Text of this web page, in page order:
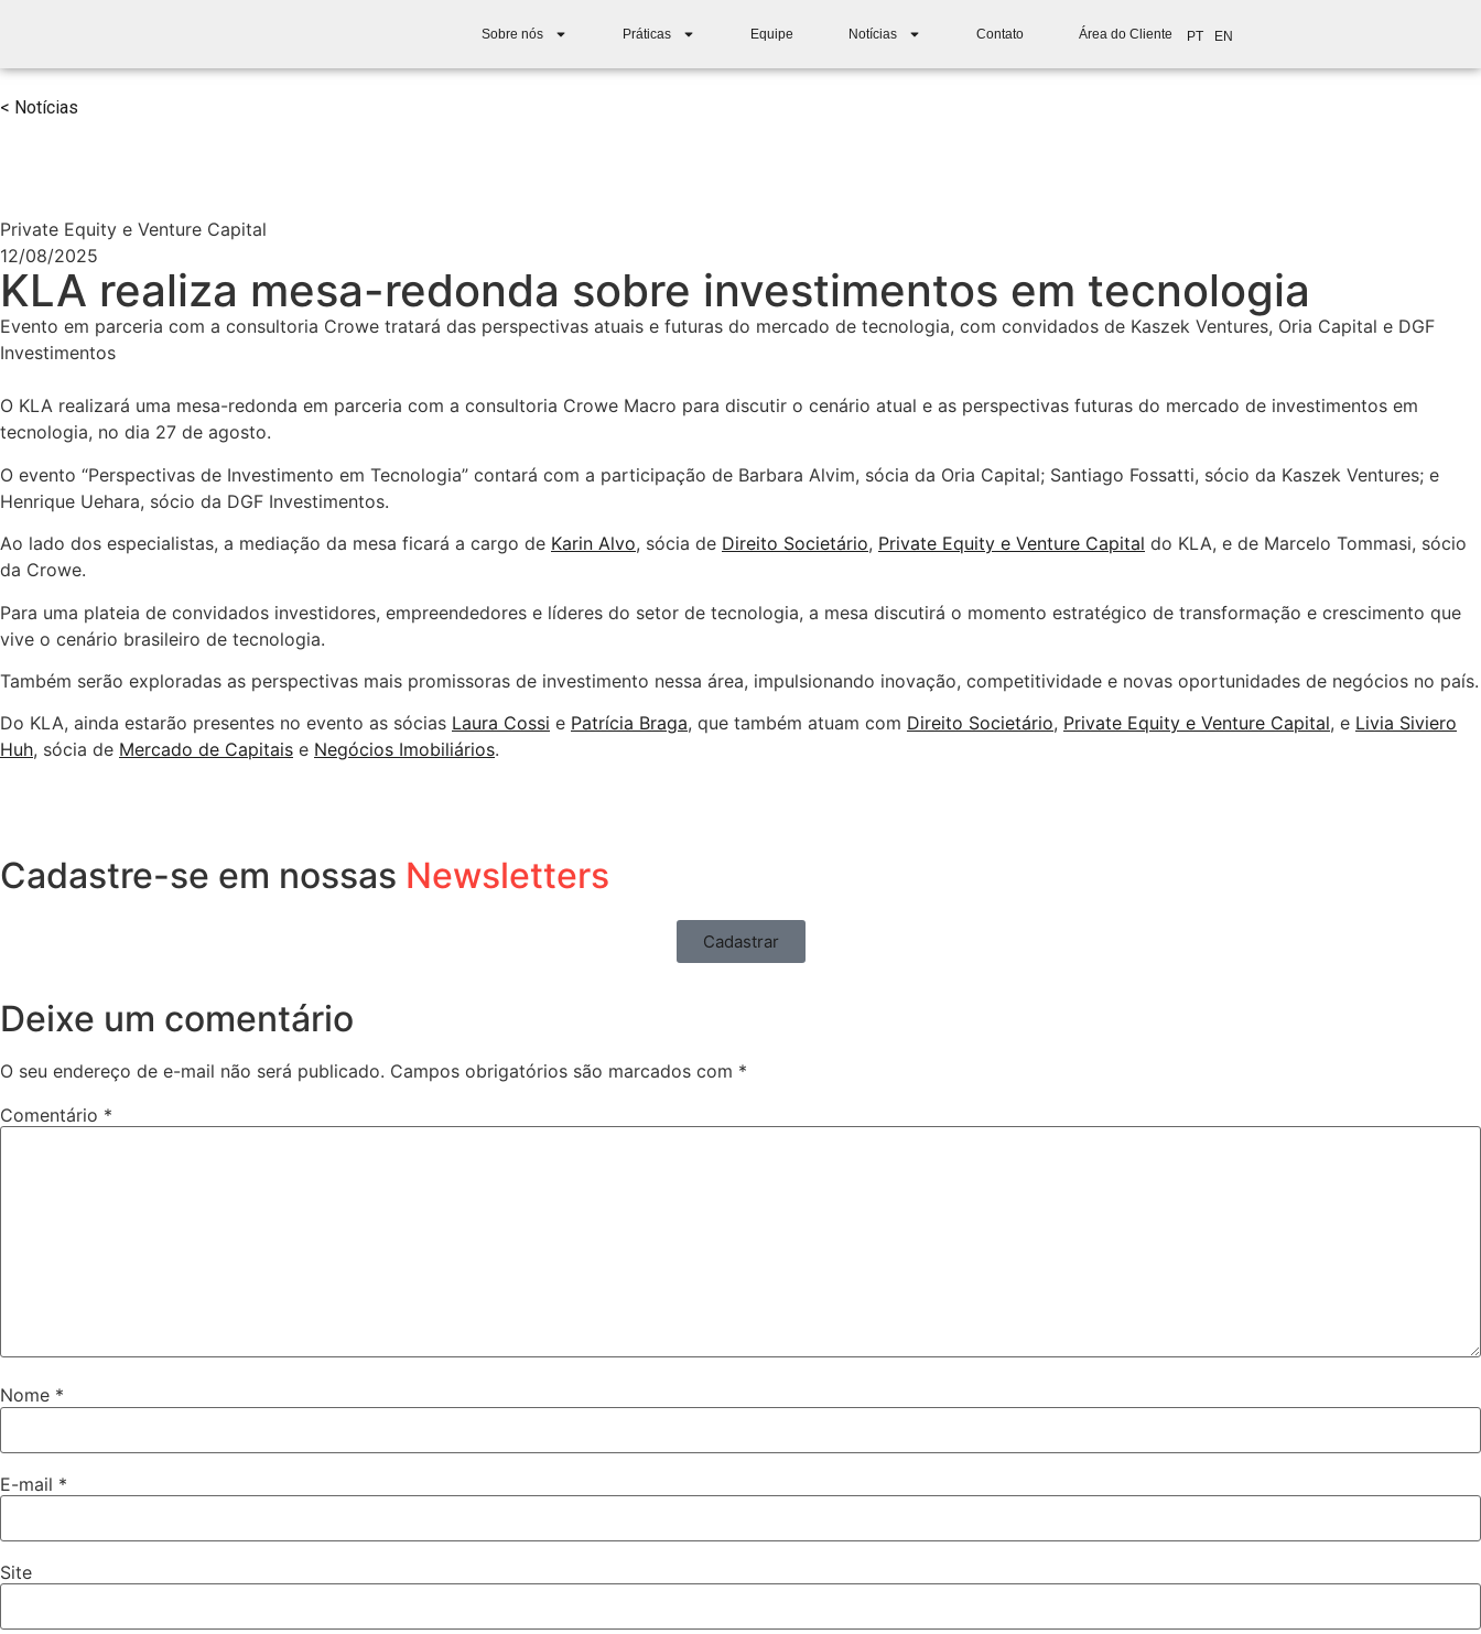
Sobre nós Práticas Equipe Notícias Contato Área do Cliente PT EN
< Notícias
Private Equity e Venture Capital
12/08/2025
KLA realiza mesa-redonda sobre investimentos em tecnologia
Evento em parceria com a consultoria Crowe tratará das perspectivas atuais e futuras do mercado de tecnologia, com convidados de Kaszek Ventures, Oria Capital e DGF
Investimentos
O KLA realizará uma mesa-redonda em parceria com a consultoria Crowe Macro para discutir o cenário atual e as perspectivas futuras do mercado de investimentos em
tecnologia, no dia 27 de agosto.
O evento “Perspectivas de Investimento em Tecnologia” contará com a participação de Barbara Alvim, sócia da Oria Capital; Santiago Fossatti, sócio da Kaszek Ventures; e
Henrique Uehara, sócio da DGF Investimentos.
Ao lado dos especialistas, a mediação da mesa ficará a cargo de Karin Alvo, sócia de Direito Societário, Private Equity e Venture Capital do KLA, e de Marcelo Tommasi, sócio
da Crowe.
Para uma plateia de convidados investidores, empreendedores e líderes do setor de tecnologia, a mesa discutirá o momento estratégico de transformação e crescimento que
vive o cenário brasileiro de tecnologia.
Também serão exploradas as perspectivas mais promissoras de investimento nessa área, impulsionando inovação, competitividade e novas oportunidades de negócios no país.
Do KLA, ainda estarão presentes no evento as sócias Laura Cossi e Patrícia Braga, que também atuam com Direito Societário, Private Equity e Venture Capital, e Livia Siviero
Huh, sócia de Mercado de Capitais e Negócios Imobiliários.
Cadastre-se em nossas Newsletters
Cadastrar
Deixe um comentário
O seu endereço de e-mail não será publicado. Campos obrigatórios são marcados com *
Comentário *
Nome *
E-mail *
Site